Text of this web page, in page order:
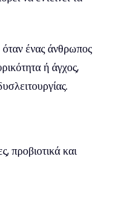
όταν ένας άνθρωπος
ή άγχος,
προβιοτικά και